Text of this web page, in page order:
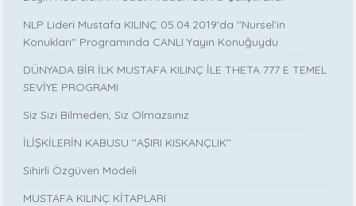
NLP Lideri Mustafa KILINÇ 05.04.2019'da ''Nursel’in
Konukları'' Programında CANLI Yayın Konuğuydu
DÜNYADA BİR İLK MUSTAFA KILINÇ İLE THETA 777 E TEMEL
SEVİYE PROGRAMI
Siz Sizi Bilmeden, Siz Olmazsınız
İLİŞKİLERİN KABUSU ''AŞIRI KISKANÇLIK''
Sihirli Özgüven Modeli
MUSTAFA KILINÇ KİTAPLARI